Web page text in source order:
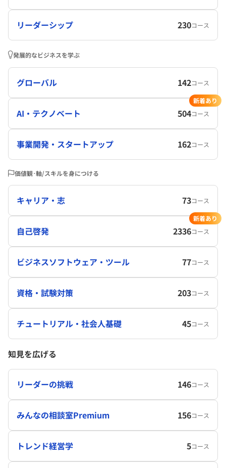
リーダーシップ 230コース
発展的なビジネスを学ぶ
グローバル 142コース
AI・テクノベート 504コース
新着あり
事業開発・スタートアップ 162コース
価値観･軸/スキルを身につける
キャリア・志 73コース
自己啓発 2336コース
新着あり
ビジネスソフトウェア・ツール 77コース
資格・試験対策 203コース
チュートリアル・社会人基礎 45コース
知見を広げる
リーダーの挑戦 146コース
みんなの相談室Premium 156コース
トレンド経営学 5コース